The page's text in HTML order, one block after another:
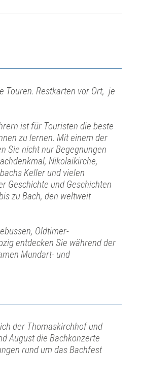
Touren. Restkarten vor Ort, je
ist für Touristen die beste
zu lernen. Mit einem der
Sie nicht nur Begegnungen
Nikolaikirche,
Keller und vielen
Geschichte und Geschichten
zu Bach, den weltweit
Oldtimer-
entdecken Sie während der
Mundart- und
der Thomaskirchhof und
August die Bachkonzerte
rund um das Bachfest